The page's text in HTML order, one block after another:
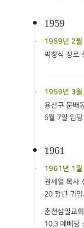
1959
1959년 2월
박창식 장로
1959년 3월
용산구 문배
6월 7일 입당
1961
1961년 1월
권세열 목사
20 정년 귀
춘천삼일교
10.3 예배당